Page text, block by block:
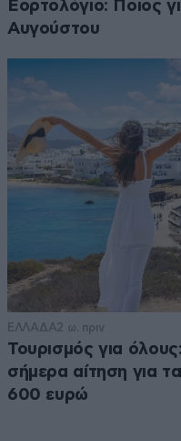
Εορτολόγιο: Ποιος
Αυγούστου
ΕΛΛΑΔΑ2 ω. πριν
Τουρισμός για
σήμερα αίτηση για
600 ευρώ